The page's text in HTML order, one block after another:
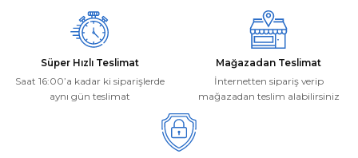
Süper Hızlı Teslimat
Saat 16:00’a kadar ki siparişlerde
aynı gün teslimat
Mağazadan Teslimat
İnternetten sipariş verip
mağazadan teslim alabilirsiniz